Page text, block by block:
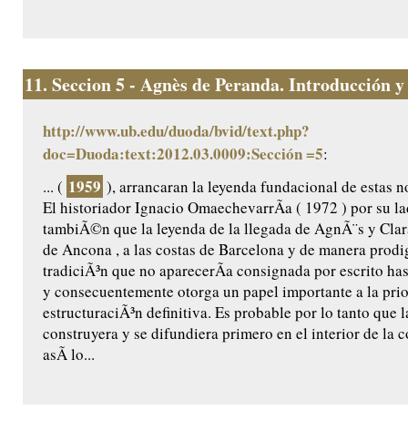
11. Seccion 5 - Agnès de Peranda. Introducción
http://www.ub.edu/duoda/bvid/text.php?
doc=Duoda:text:2012.03.0009:Sección =5:
... ( 1959 ), arrancaran la leyenda fundacional de estas
El historiador Ignacio OmaechevarrÃ­a ( 1972 ) por su
tambiÃ©n que la leyenda de la llegada de AgnÃ¨s y
de Ancona , a las costas de Barcelona y de manera
tradiciÃ³n que no aparecerÃ­a consignada por escrito
y consecuentemente otorga un papel importante a la
estructuraciÃ³n definitiva. Es probable por lo tanto que
construyera y se difundiera primero en el interior de la
asÃ­ lo...